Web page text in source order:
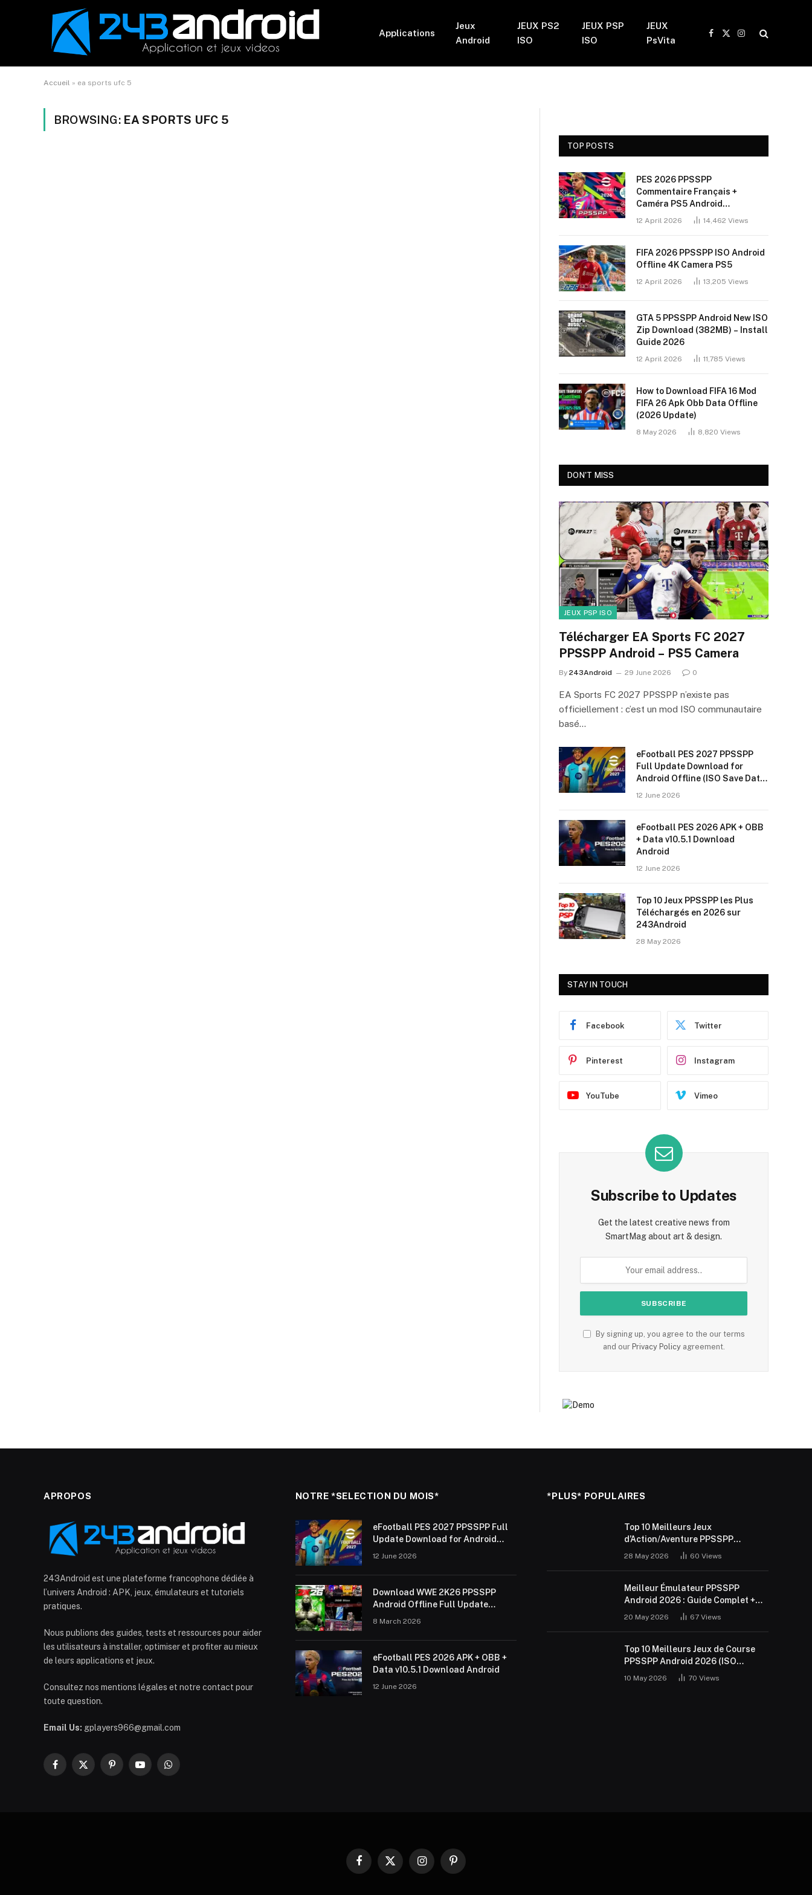
Applications
Jeux
Android
JEUX PS2
ISO
JEUX PSP
ISO
JEUX
PsVita
Facebook
X
Instagram
Accueil » ea sports ufc 5
BROWSING: EA SPORTS UFC 5
TOP POSTS
PES 2026 PPSSPP
Commentaire Français +
Caméra PS5 Android
(Installation Sans Bug + 60
12 April 2026 14,462 Views
FIFA 2026 PPSSPP ISO Android
Offline 4K Camera PS5
12 April 2026 13,205 Views
GTA 5 PPSSPP Android New ISO
Zip Download (382MB) – Install
Guide 2026
12 April 2026 11,785 Views
How to Download FIFA 16 Mod
FIFA 26 Apk Obb Data Offline
(2026 Update)
8 May 2026 8,820 Views
DON'T MISS
JEUX PSP ISO
Télécharger EA Sports FC 2027
PPSSPP Android – PS5 Camera
By 243Android 29 June 2026 0
EA Sports FC 2027 PPSSPP n’existe pas
officiellement : c’est un mod ISO communautaire
basé…
eFootball PES 2027 PPSSPP
Full Update Download for
Android Offline (ISO Save Data
12 June 2026
eFootball PES 2026 APK + OBB
+ Data v10.5.1 Download
Android
12 June 2026
Top 10 Jeux PPSSPP les Plus
Téléchargés en 2026 sur
243Android
28 May 2026
STAY IN TOUCH
Facebook Twitter
Pinterest Instagram
YouTube Vimeo
Subscribe to Updates
Get the latest creative news from
SmartMag about art & design.
By signing up, you agree to the our terms
and our Privacy Policyagreement.
APROPOS
243Android est une plateforme francophone dédiée à
l’univers Android : APK, jeux, émulateurs et tutoriels
pratiques.
Nous publions des guides, tests et ressources pour aider
les utilisateurs à installer, optimiser et profiter au mieux
de leurs applications et jeux.
Consultez nos mentions légales et notre contact pour
toute question.
Email Us: gplayers966@gmail.com
Facebook
X
PinterestYouTubeWhatsApp
NOTRE *SELECTION DU MOIS*
eFootball PES 2027 PPSSPP Full
Update Download for Android
12 June 2026
Download WWE 2K26 PPSSPP
Android Offline Full Update
8 March 2026
eFootball PES 2026 APK + OBB +
Data v10.5.1 Download Android
12 June 2026
*PLUS* POPULAIRES
Top 10 Meilleurs Jeux
d’Action/Aventure PPSSPP
Android 2026 (ISO Gratuit)
28 May 2026 60Views
Meilleur Émulateur PPSSPP
Android 2026 : Guide Complet +
20 May 2026 67Views
Top 10 Meilleurs Jeux de Course
PPSSPP Android 2026 (ISO
10 May 2026 70Views
Facebook
X
InstagramPinterest